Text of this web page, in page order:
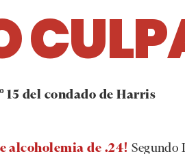
15 del condado de Harris
alcoholemia de .24! Segundo